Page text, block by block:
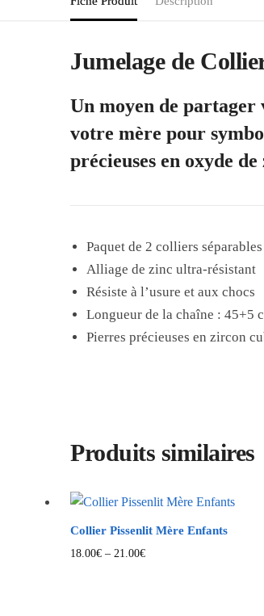
Jumelage de
Un moyen de
votre mère pour
précieuses en oxyde
Paquet de 2 colliers séparables
Alliage de zinc ultra-résistant
Résiste à l’usure et aux chocs
Longueur de la chaîne : 45+5
Pierres précieuses en zircon
Produits similaires
Collier Pissenlit Mère Enfants
18.00€ – 21.00€